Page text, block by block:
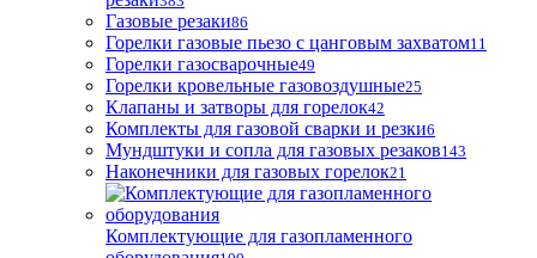
Газовые резаки86
Горелки газовые пьезо с цанговым захватом11
Горелки газосварочные49
Горелки кровельные газовоздушные25
Клапаны и затворы для горелок42
Комплекты для газовой сварки и резки6
Мундштуки и сопла для газовых резаков143
Наконечники для газовых горелок21
Комплектующие для газопламенного